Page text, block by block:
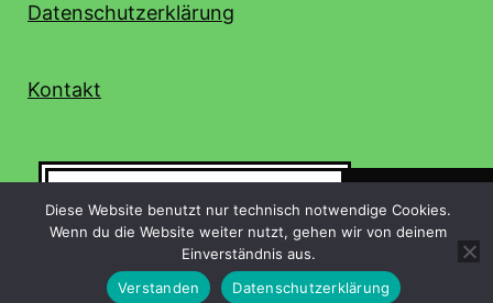
Datenschutzerklärung
Kontakt
Suchen
Suchen
Diese Website benutzt nur technisch notwendige Cookies.
Wenn du die Website weiter nutzt, gehen wir von deinem
Einverständnis aus.
Verstanden
Datenschutzerklärung